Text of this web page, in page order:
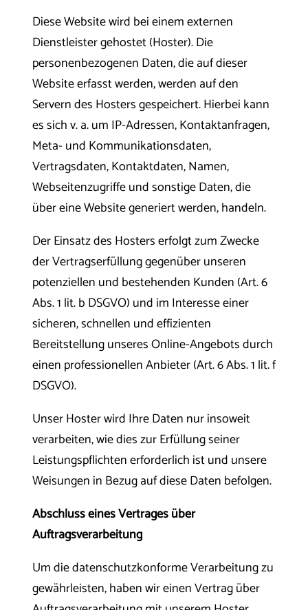
Diese Website wird bei einem externen
Dienstleister gehostet (Hoster). Die
personenbezogenen Daten, die auf dieser
Website erfasst werden, werden auf den
Servern des Hosters gespeichert. Hierbei kann
es sich v. a. um IP-Adressen, Kontaktanfragen,
Meta- und Kommunikationsdaten,
Vertragsdaten, Kontaktdaten, Namen,
Webseitenzugriffe und sonstige Daten, die
über eine Website generiert werden, handeln.
Der Einsatz des Hosters erfolgt zum Zwecke
der Vertragserfüllung gegenüber unseren
potenziellen und bestehenden Kunden (Art. 6
Abs. 1 lit. b DSGVO) und im Interesse einer
sicheren, schnellen und effizienten
Bereitstellung unseres Online-Angebots durch
einen professionellen Anbieter (Art. 6 Abs. 1 lit. f
DSGVO).
Unser Hoster wird Ihre Daten nur insoweit
verarbeiten, wie dies zur Erfüllung seiner
Leistungspflichten erforderlich ist und unsere
Weisungen in Bezug auf diese Daten befolgen.
Abschluss eines Vertrages über
Auftragsverarbeitung
Um die datenschutzkonforme Verarbeitung zu
gewährleisten, haben wir einen Vertrag über